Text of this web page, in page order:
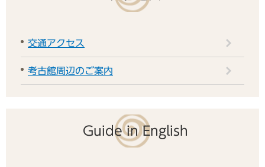
交通アクセス
考古館周辺のご案内
Guide in English